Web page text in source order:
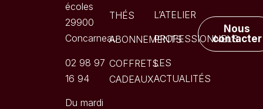
écoles
29900
Concarneau
02 98 97
16 94
Du mardi
THÉS
ABONNEMENTS
COFFRETS
CADEAUX
L’ATELIER
PROFESSIONNELS
LES
ACTUALITÉS
Nous
contacter